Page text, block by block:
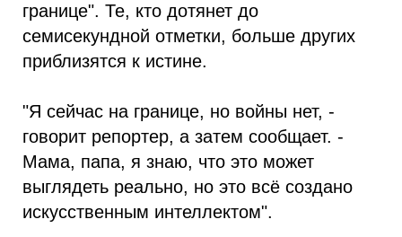
границе". Те, кто дотянет до
семисекундной отметки, больше других
приблизятся к истине.
"Я сейчас на границе, но войны нет, -
говорит репортер, а затем сообщает. -
Мама, папа, я знаю, что это может
выглядеть реально, но это всё создано
искусственным интеллектом".